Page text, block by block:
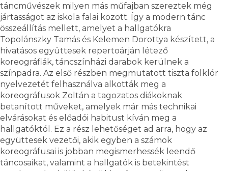
táncművészek milyen más műfajban szereztek még
jártasságot az iskola falai között. Így a modern tánc
összeállítás mellett, amelyet a hallgatókra
Topolánszky Tamás és Kelemen Dorottya készített, a
hivatásos együttesek repertoárján létező
koreográfiák, táncszínházi darabok kerülnek a
színpadra. Az első részben megmutatott tiszta folklór
nyelvezetét felhasználva alkották meg a
koreográfusok Zoltán a tagozatos diákoknak
betanított műveket, amelyek már más technikai
elvárásokat és előadói habitust kíván meg a
hallgatóktól. Ez a rész lehetőséget ad arra, hogy az
együttesek vezetői, akik egyben a számok
koreográfusai is jobban megismerhessék leendő
táncosaikat, valamint a hallgatók is betekintést